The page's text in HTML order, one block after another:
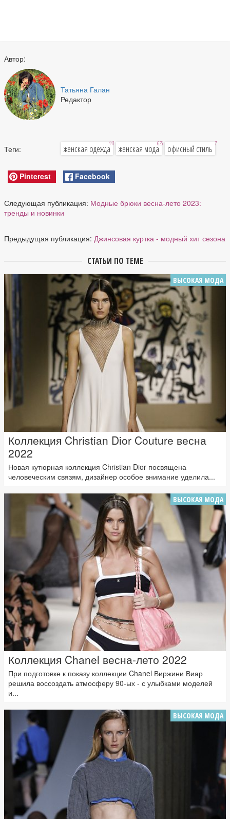
Автор:
Татьяна Галан
Редактор
Теги: женская одежда441 женская мода625 офисный стиль 7
Pinterest Facebook
Следующая публикация: Модные брюки весна-лето 2023:
тренды и новинки
Предыдущая публикация: Джинсовая куртка - модный хит сезона
СТАТЬИ ПО ТЕМЕ
ВЫСОКАЯ МОДА
Коллекция Christian Dior Couture весна
2022
Новая кутюрная коллекция Christian Dior посвящена
человеческим связям, дизайнер особое внимание уделила...
ВЫСОКАЯ МОДА
Коллекция Chanel весна-лето 2022
При подготовке к показу коллекции Chanel Виржини Виар
решила воссоздать атмосферу 90-ых - с улыбками моделей
и...
ВЫСОКАЯ МОДА